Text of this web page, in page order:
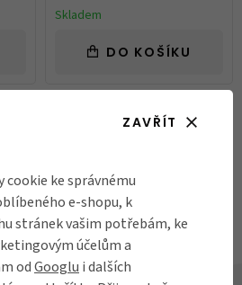
Skladem
DO KOŠÍKU
k produktuZAVŘÍT
cookie ke správnému
e-shopu, k
stránek vašim potřebám, ke
účelům a
odGooglu i dalších